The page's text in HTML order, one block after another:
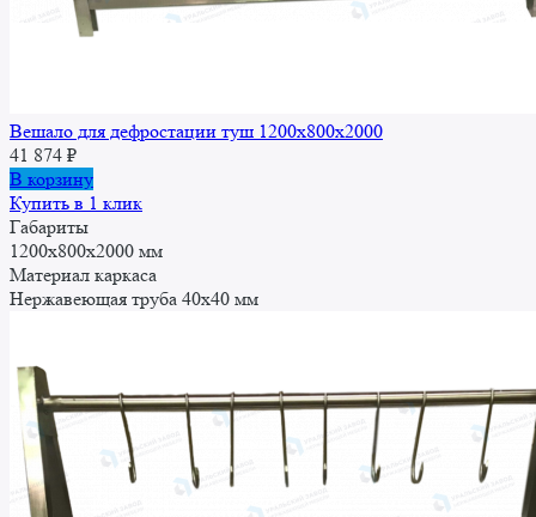
Вешало для дефростации туш 1200x800x2000
41 874 ₽
В корзину
Купить в 1 клик
Габариты
1200x800x2000 мм
Материал каркаса
Нержавеющая труба 40х40 мм